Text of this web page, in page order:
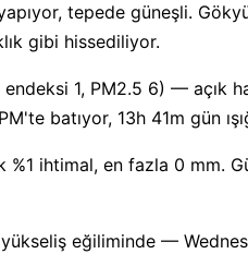
tepede güneşli.
gibi hissediliyor.
1, PM2.5 6) — açık
batıyor, 13h 41m gün
%1 ihtimal, en fazla 0 mm.
yükseliş eğiliminde —